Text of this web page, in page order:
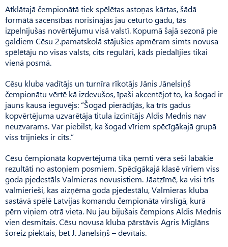
Atklātajā čempionātā tiek spēlētas astoņas kārtas, šādā
formātā sacensības norisinājās jau ceturto gadu, tās
izpelnījušas novērtējumu visā valstī. Kopumā šajā sezonā pie
galdiem Cēsu 2.pamatskolā stājušies apmēram simts novusa
spēlētāju no visas valsts, cits regulāri, kāds piedalījies tikai
vienā posmā.
Cēsu kluba vadītājs un turnīra rīkotājs Jānis Jānelsiņš
čempionātu vērtē kā izdevušos, īpaši akcentējot to, ka šogad ir
jauns kausa ieguvējs: “Šogad pierādījās, ka trīs gadus
kopvērtējuma uzvarētāja titula izcīnītājs Aldis Mednis nav
neuzvarams. Var piebilst, ka šogad vīriem spēcīgākajā grupā
viss trijnieks ir cits.”
Cēsu čempionāta kopvērtējumā tika ņemti vēra seši labākie
rezultāti no astoņiem posmiem. Spē­cīgākajā klasē vīriem viss
goda pjedestāls Valmieras novusistiem. Jāatzīmē, ka visi trīs
valmierieši, kas aizņēma goda pjedestālu, Valmieras kluba
sastāvā spēlē Latvijas komandu čempi­onāta virslīgā, kurā
pērn viņiem otrā vieta. Nu jau bijušais čempions Aldis Mednis
vien desmitais. Cēsu novusa kluba pārstāvis Agris Miglāns
šoreiz piektais, bet J. Jānelsiņš – devītais.